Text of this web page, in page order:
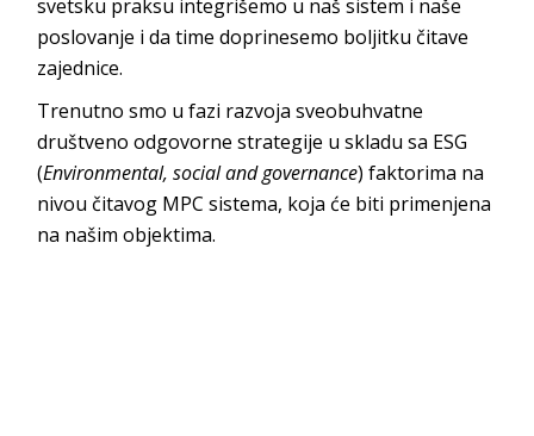
svetsku praksu integrišemo u naš sistem i naše
poslovanje i da time doprinesemo boljitku čitave
zajednice.
Trenutno smo u fazi razvoja sveobuhvatne
društveno odgovorne strategije u skladu sa ESG
(Environmental, social and governance) faktorima na
nivou čitavog MPC sistema, koja će biti primenjena
na našim objektima.